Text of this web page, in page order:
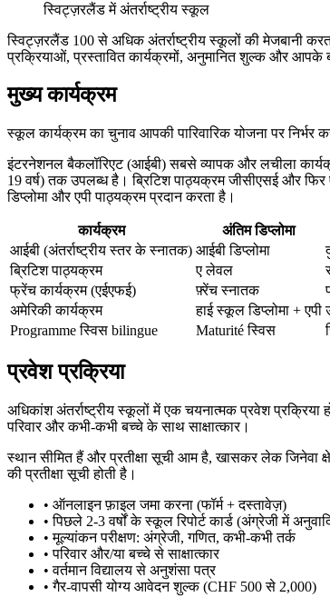
स्विट्ज़रलैंड में अंतर्राष्ट्रीय स्कूल
स्विट्ज़रलैंड 100 से अधिक अंतर्राष्ट्रीय स्कूलों की मेजबानी
प्रक्रियाओं, प्रस्तावित कार्यक्रमों, अनुमानित शुल्क और
मुख्य कार्यक्रम
स्कूल कार्यक्रम का चुनाव आपकी पारिवारिक योजना पर निर्भर
इंटरनेशनल बैकलॉरिएट (आईबी) सबसे व्यापक और लचीला कार्यक्रम
19 वर्ष) तक उपलब्ध है। ब्रिटिश पाठ्यक्रम जीसीएसई और फिर
डिप्लोमा और एपी पाठ्यक्रम प्रदान करता है।
कार्यक्रम अंतिम डिप्लोमा
आईबी (अंतर्राष्ट्रीय स्तर के स्नातक) आईबी डिप्लोमा
ब्रिटिश पाठ्यक्रम
ए लेवल
फ्रेंच कार्यक्रम (एईएफई)
फ़्रेंच स्नातक
अमेरिकी कार्यक्रम
हाई स्कूल डिप्लोमा + एपी
Programme स्विस bilingue
Maturité स्विस
प्रवेश प्रक्रिया
अधिकांश अंतर्राष्ट्रीय स्कूलों में एक चयनात्मक प्रवेश
परिवार और कभी-कभी बच्चे के साथ साक्षात्कार।
स्थान सीमित हैं और प्रतीक्षा सूची आम है, खासकर लेक
की प्रतीक्षा सूची होती है।
• ऑनलाइन फ़ाइल जमा करना (फॉर्म + दस्तावेज़)
• पिछले 2-3 वर्षों के स्कूल रिपोर्ट कार्ड (अंग्रेजी में
• मूल्यांकन परीक्षण: अंग्रेजी, गणित, कभी-कभी तर्क
• परिवार और/या बच्चे से साक्षात्कार
• वर्तमान विद्यालय से अनुशंसा पत्र
• गैर-वापसी योग्य आवेदन शुल्क (CHF 500 से 2,000)